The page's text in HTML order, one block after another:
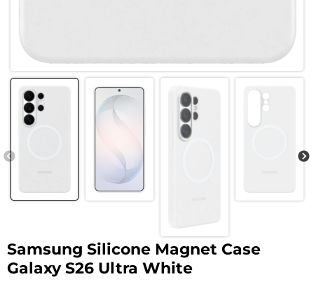
Samsung Silicone Magnet Case
Galaxy S26 Ultra White